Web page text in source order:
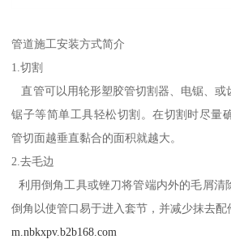
管道施工安装方式简介
1.切割
直管可以用轮形塑胶管切割器、电锯、或
锯子等简单工具轻松切割。在切割时尽量
管切面越垂直黏合的面积就越大。
2.去毛边
利用倒角工具或锉刀将管端内外的毛屑清
倒角以使管口易于进入套节，并减少抹去配
m.nbkxpv.b2b168.com